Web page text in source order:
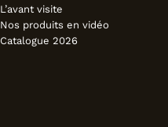
L’avant visite
Nos produits en vidéo
Catalogue 2026